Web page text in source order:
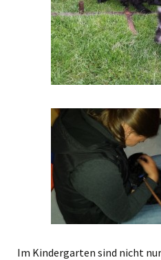
Im Kindergarten sind nicht